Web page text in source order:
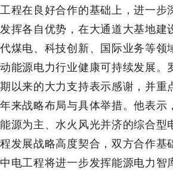
工程在良好合作的基础上，进一步
发挥各自优势，在大通道大基地建
代煤电、科技创新、国际业务等领
动能源电力行业健康可持续发展。
期以来的大力支持表示感谢，并重
年来战略布局与具体举措。他表示
能源为主、水火风光并济的综合型
程发展战略高度契合，双方合作基
中电工程将进一步发挥能源电力智